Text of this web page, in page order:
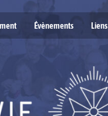
Évènements Liens